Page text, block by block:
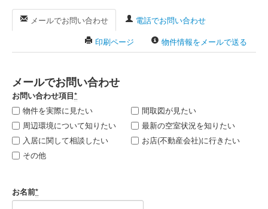
メールでお問い合わせ
電話でお問い合わせ
物件情報をメールで送る
印刷ページ
メールでお問い合わせ
お問い合わせ項目*
物件を実際に見たい
間取図が見たい
周辺環境について知りたい
最新の空室状況を知りたい
入居に関して相談したい
お店(不動産会社)に行きたい
その他
お名前*